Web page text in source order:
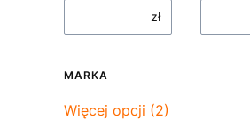
zł
MARKA
Marka
Więcej opcji (2)